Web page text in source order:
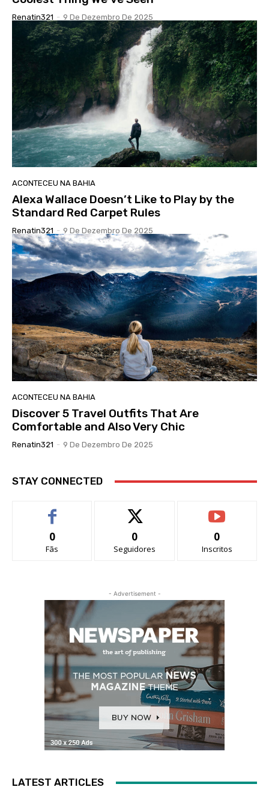
Renatin321 - 9 De Dezembro De 2025
ACONTECEU NA BAHIA
Alexa Wallace Doesn’t Like to Play by the
Standard Red Carpet Rules
Renatin321 - 9 De Dezembro De 2025
ACONTECEU NA BAHIA
Discover 5 Travel Outfits That Are
Comfortable and Also Very Chic
Renatin321 - 9 De Dezembro De 2025
STAY CONNECTED
0
Fãs
0
Seguidores
0
Inscritos
- Advertisement -
LATEST ARTICLES